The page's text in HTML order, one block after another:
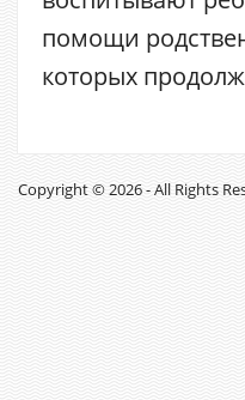
помощи
которых
Copyright © 2026 - All Rights